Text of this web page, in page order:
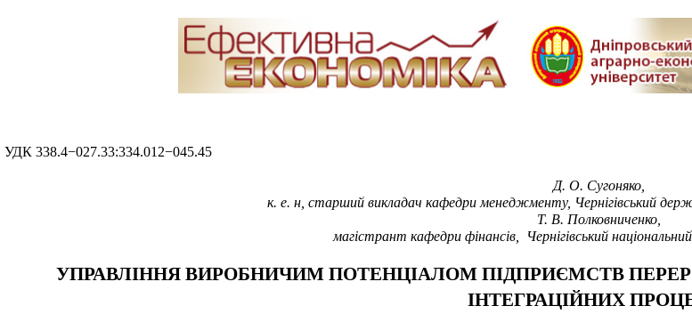
УДК 338.4−027.33:334.012−045.45
Д. О. Сугоняко,
к. е. н, старший викладач кафедри менеджменту, Чернігівський
Т. В. Полковниченко,
магістрант кафедри фінансів, Чернігівський
УПРАВЛІННЯ ВИРОБНИЧИМ ПОТЕНЦІАЛОМ ПІДПРИЄМСТВ
ІНТЕГРАЦІЙНИХ